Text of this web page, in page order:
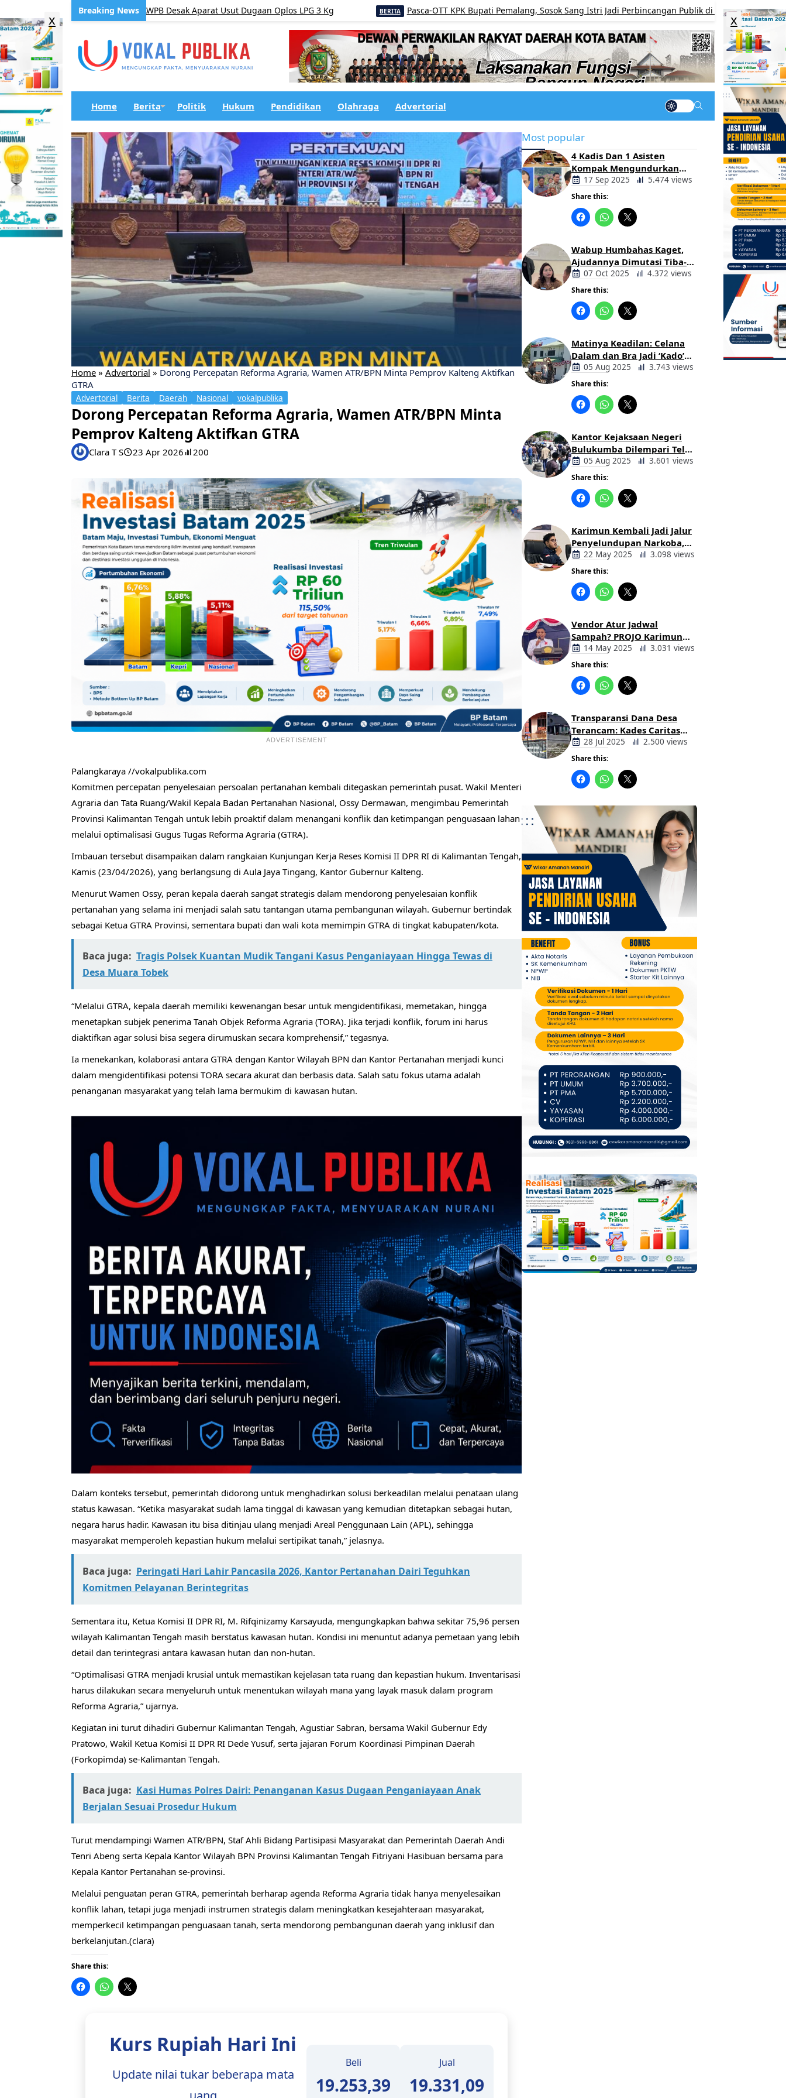
Pemalang Mencuat, AWPB Desak Aparat Usut Dugaan Oplos LPG 3 Kg Pasca-OTT KPK Bupati Pemalang, Sosok Sang Istri Jadi Perbincangan Publik di Media Sosial
Home Berita Politik Hukum Pendidikan Olahraga Advertorial
Home » Advertorial » Dorong Percepatan Reforma Agraria, Wamen ATR/BPN Minta Pemprov Kalteng Aktifkan
GTRA
Advertorial Berita Daerah Nasional vokalpublika
Dorong Percepatan Reforma Agraria, Wamen ATR/BPN Minta
Pemprov Kalteng Aktifkan GTRA
Clara T S 23 Apr 2026 200
ADVERTISEMENT
Palangkaraya //vokalpublika.com
Komitmen percepatan penyelesaian persoalan pertanahan kembali ditegaskan pemerintah pusat. Wakil Menteri
Agraria dan Tata Ruang/Wakil Kepala Badan Pertanahan Nasional, Ossy Dermawan, mengimbau Pemerintah
Provinsi Kalimantan Tengah untuk lebih proaktif dalam menangani konflik dan ketimpangan penguasaan lahan
melalui optimalisasi Gugus Tugas Reforma Agraria (GTRA).
Imbauan tersebut disampaikan dalam rangkaian Kunjungan Kerja Reses Komisi II DPR RI di Kalimantan Tengah,
Kamis (23/04/2026), yang berlangsung di Aula Jaya Tingang, Kantor Gubernur Kalteng.
Menurut Wamen Ossy, peran kepala daerah sangat strategis dalam mendorong penyelesaian konflik
pertanahan yang selama ini menjadi salah satu tantangan utama pembangunan wilayah. Gubernur bertindak
sebagai Ketua GTRA Provinsi, sementara bupati dan wali kota memimpin GTRA di tingkat kabupaten/kota.
Baca juga: Tragis Polsek Kuantan Mudik Tangani Kasus Penganiayaan Hingga Tewas di
Desa Muara Tobek
“Melalui GTRA, kepala daerah memiliki kewenangan besar untuk mengidentifikasi, memetakan, hingga
menetapkan subjek penerima Tanah Objek Reforma Agraria (TORA). Jika terjadi konflik, forum ini harus
diaktifkan agar solusi bisa segera dirumuskan secara komprehensif,” tegasnya.
Ia menekankan, kolaborasi antara GTRA dengan Kantor Wilayah BPN dan Kantor Pertanahan menjadi kunci
dalam mengidentifikasi potensi TORA secara akurat dan berbasis data. Salah satu fokus utama adalah
penanganan masyarakat yang telah lama bermukim di kawasan hutan.
Dalam konteks tersebut, pemerintah didorong untuk menghadirkan solusi berkeadilan melalui penataan ulang
status kawasan. “Ketika masyarakat sudah lama tinggal di kawasan yang kemudian ditetapkan sebagai hutan,
negara harus hadir. Kawasan itu bisa ditinjau ulang menjadi Areal Penggunaan Lain (APL), sehingga
masyarakat memperoleh kepastian hukum melalui sertipikat tanah,” jelasnya.
Baca juga: Peringati Hari Lahir Pancasila 2026, Kantor Pertanahan Dairi Teguhkan
Komitmen Pelayanan Berintegritas
Sementara itu, Ketua Komisi II DPR RI, M. Rifqinizamy Karsayuda, mengungkapkan bahwa sekitar 75,96 persen
wilayah Kalimantan Tengah masih berstatus kawasan hutan. Kondisi ini menuntut adanya pemetaan yang lebih
detail dan terintegrasi antara kawasan hutan dan non-hutan.
“Optimalisasi GTRA menjadi krusial untuk memastikan kejelasan tata ruang dan kepastian hukum. Inventarisasi
harus dilakukan secara menyeluruh untuk menentukan wilayah mana yang layak masuk dalam program
Reforma Agraria,” ujarnya.
Kegiatan ini turut dihadiri Gubernur Kalimantan Tengah, Agustiar Sabran, bersama Wakil Gubernur Edy
Pratowo, Wakil Ketua Komisi II DPR RI Dede Yusuf, serta jajaran Forum Koordinasi Pimpinan Daerah
(Forkopimda) se-Kalimantan Tengah.
Baca juga: Kasi Humas Polres Dairi: Penanganan Kasus Dugaan Penganiayaan Anak
Berjalan Sesuai Prosedur Hukum
Turut mendampingi Wamen ATR/BPN, Staf Ahli Bidang Partisipasi Masyarakat dan Pemerintah Daerah Andi
Tenri Abeng serta Kepala Kantor Wilayah BPN Provinsi Kalimantan Tengah Fitriyani Hasibuan bersama para
Kepala Kantor Pertanahan se-provinsi.
Melalui penguatan peran GTRA, pemerintah berharap agenda Reforma Agraria tidak hanya menyelesaikan
konflik lahan, tetapi juga menjadi instrumen strategis dalam meningkatkan kesejahteraan masyarakat,
memperkecil ketimpangan penguasaan tanah, serta mendorong pembangunan daerah yang inklusif dan
berkelanjutan.(clara)
Share this:
Kurs Rupiah Hari Ini
Update nilai tukar beberapa mata
Beli
19.253,39
Jual
19.331,09
Most popular
4 Kadis Dan 1 Asisten
Kompak Mengundurkan
Diri, Ada Apa Pemerintahan
Oloan
17 Sep 2025 5.474 views
Share this:
Wabup Humbahas Kaget,
Ajudannya Dimutasi Tiba-
tiba Tanpa Alasan Oleh
Bupati
07 Oct 2025 4.372 views
Share this:
Matinya Keadilan: Celana
Dalam dan Bra Jadi ‘Kado’
untuk Kajari Bulukumba
05 Aug 2025 3.743 views
Share this:
Kantor Kejaksaan Negeri
Bulukumba Dilempari Telur
dan Kotoran Sapi, Keluarga
Korban Lakalantas Tuntut
Keadilan
05 Aug 2025 3.601 views
Share this:
Karimun Kembali Jadi Jalur
Penyelundupan Narkoba,
Mahasiswa Desak Pemkab
dan Aparat Bertindak Tegas
22 May 2025 3.098 views
Share this:
Vendor Atur Jadwal
Sampah? PROJO Karimun
Kritik Usulan PT AGB
14 May 2025 3.031 views
Share this:
Transparansi Dana Desa
Terancam: Kades Caritas
Sogawunasi Diduga
Gelapkan Bantuan untuk
Warga
28 Jul 2025 2.500 views
Share this:
x
x